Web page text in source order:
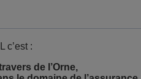
c’est :
de l’Orne,